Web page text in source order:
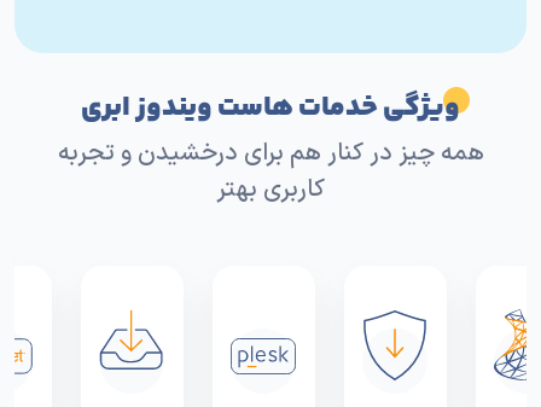
ویژگی خدمات هاست ویندوز ابری
همه چیز در کنار هم برای درخشیدن و تجربه
کاربری بهتر